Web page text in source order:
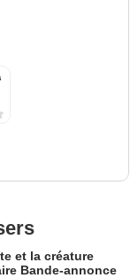
et la créature
Bande-annonce